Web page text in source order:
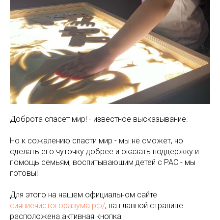
Доброта спасет мир! - известное высказывание.
Но к сожалению спасти мир - мы не сможет, но
сделать его чуточку добрее и оказать поддержку и
помощь семьям, воспитывающим детей с РАС - мы
готовы!
Для этого на нашем официальном сайте
сияниечистогоразума.рф/, на главной странице
расположена активная кнопка